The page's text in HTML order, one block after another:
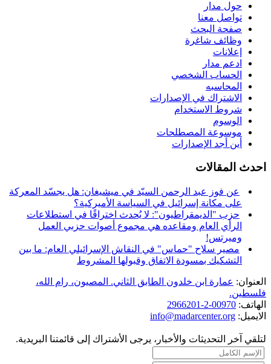
حول مدار
تواصل معنا
صفحة البحث
وظائف شاغرة
إعلانات
ادعم مدار
الحساب الشخصي
المحاسبه
الاشتراك في الإصدارات
شروط الاستخدام
الوسوم
موسوعة المصطلحات
أين أجد الإصدارات
احدث المقالات
عن فوز عبد الرحمن السيّد في ميشيغان: هل يجسّد المعركة
على مكانة إسرائيل في السياسة الأميركية؟
حزب "الديمقراطيون": لا يُحدث اختراقًا في استطلاعات
الرأي العام ومقاعده هي مجموع أصوات حزبي العمل
وميرتس!
مصير سلاح "حماس" في النقاش الإسرائيلي العام: ما بين
التشكيك بمسودة الاتفاق وقبولها المشروط
العنوان: عمارة ابن خلدون الطابق الثاني. المصيون، رام الله،
فلسطين.
الهاتف: 00970-2-2966201
الايميل: info@madarcenter.org
لتلقي آخر التحديثات والأخبار، يرجى الأشتراك إلى قائمتنا البريدية.